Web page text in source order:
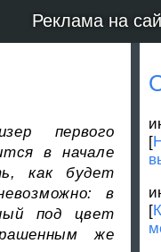
Реклама на
первого
в начале
как будет
в
под цвет
же
[
[